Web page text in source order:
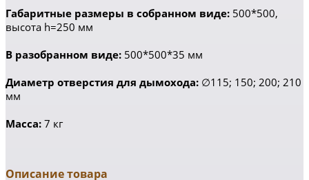
Габаритные размеры в собранном виде: 500*500,
высота h=250 мм
В разобранном виде: 500*500*35 мм
Диаметр отверстия для дымохода: ∅115; 150; 200; 210
мм
Масса: 7 кг
Описание товара